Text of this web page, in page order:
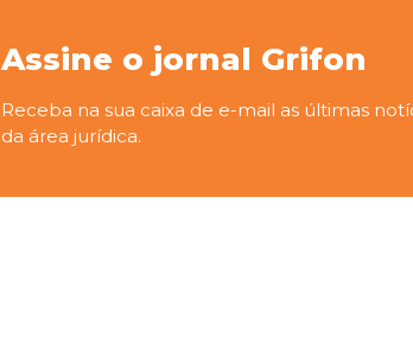
Assine o jornal Grifon
Receba na sua caixa de e-mail as últimas
da área jurídica.